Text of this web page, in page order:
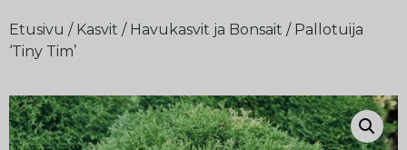
Etusivu / Kasvit / Havukasvit ja Bonsait / Pallotuija
‘Tiny Tim’